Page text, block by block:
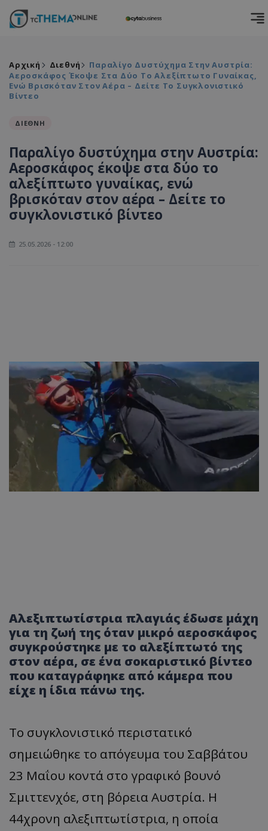
Αρχική Διεθνή
Παραλίγο Δυστύχημα Στην Αυστρία:
Αεροσκάφος Έκοψε Στα Δύο Το Αλεξίπτωτο Γυναίκας,
Ενώ Βρισκόταν Στον Αέρα – Δείτε Το Συγκλονιστικό
Βίντεο
ΔΙΕΘΝΗ
Παραλίγο δυστύχημα στην Αυστρία:
Αεροσκάφος έκοψε στα δύο το
αλεξίπτωτο γυναίκας, ενώ
βρισκόταν στον αέρα – Δείτε το
συγκλονιστικό βίντεο
25.05.2026 - 12:00
Αλεξιπτωτίστρια πλαγιάς έδωσε μάχη
για τη ζωή της όταν μικρό αεροσκάφος
συγκρούστηκε με το αλεξίπτωτό της
στον αέρα, σε ένα σοκαριστικό βίντεο
που καταγράφηκε από κάμερα που
είχε η ίδια πάνω της.
Το συγκλονιστικό περιστατικό
σημειώθηκε το απόγευμα του Σαββάτου
23 Μαΐου κοντά στο γραφικό βουνό
Σμιττενχόε, στη βόρεια Αυστρία. Η
44χρονη αλεξιπτωτίστρια, η οποία